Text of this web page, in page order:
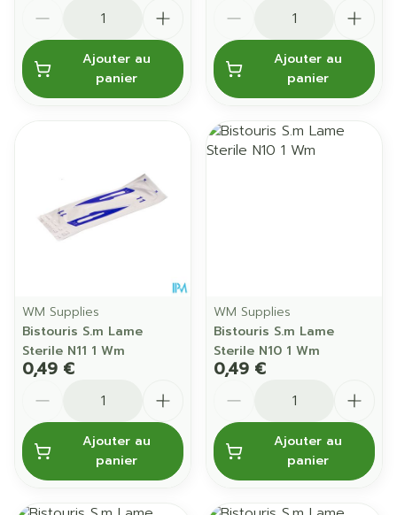
Ajouter au
panier
Ajouter au
panier
WM Supplies
Bistouris S.m Lame
Sterile N11 1 Wm
0,49 €
Ajouter au
panier
WM Supplies
Bistouris S.m Lame
Sterile N10 1 Wm
0,49 €
Ajouter au
panier